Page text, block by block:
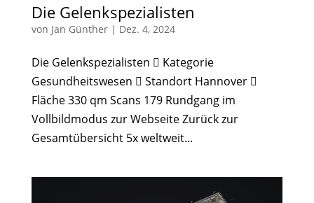
Die Gelenkspezialisten
von Jan Günther| Dez. 4, 2024
Die Gelenkspezialisten  Kategorie
Gesundheitswesen  Standort Hannover 
Fläche 330 qm Scans 179 Rundgang im
Vollbildmodus zur Webseite Zurück zur
Gesamtübersicht 5x weltweit...